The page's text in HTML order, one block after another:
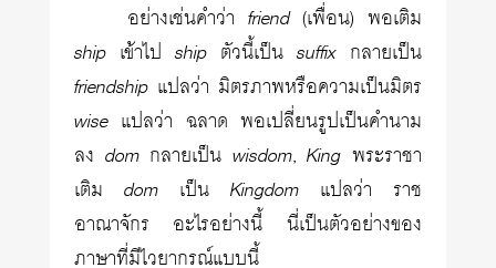
อย่างเช่นคำว่า friend(เพื่อน) พอเติม
ship เข้าไปship ตัวนี้เป็นsuffixกลายเป็น
friendship แปลว่า มิตรภาพหรือความเป็นมิตร
wise แปลว่า ฉลาด พอเปลี่ยนรูปเป็นคำนาม
ลง domกลายเป็น wisdom,King พระราชา
เติมdom เป็น Kingdomแปลว่า ราช
อาณาจักร อะไรอย่างนี้ นี่เป็นตัวอย่างของ
ภาษาที่มีไวยากรณ์แบบนี้